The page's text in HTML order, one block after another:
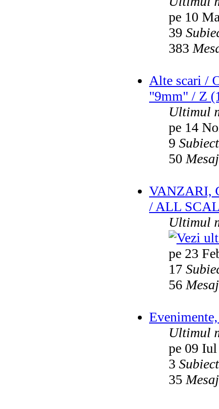
pe 10
39
383
Alte scari /
"9mm" / Z
Ultimul
pe 14
9
50
VANZARI,
/ ALL
Ultimul
pe 23
17
56
Ultimul
pe 09
3
35